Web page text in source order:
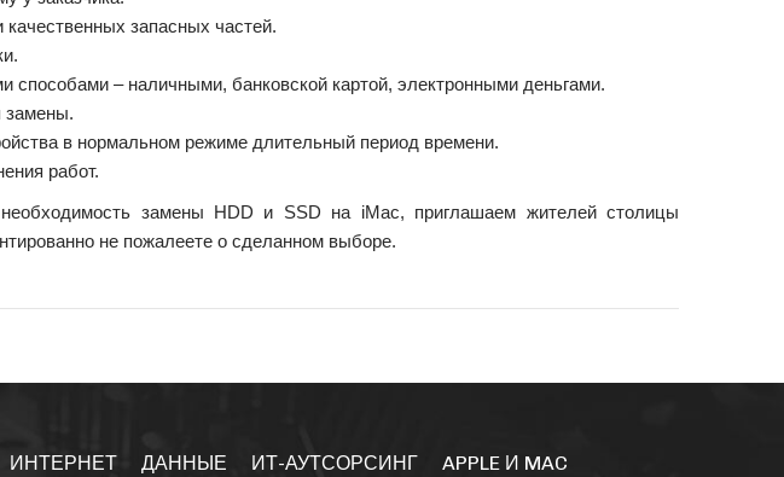
запасных частей.
способами – наличными, банковской картой, электронными деньгами.
замены.
в нормальном режиме длительный период времени.
работ.
замены HDD и SSD на iMac, приглашаем жителей столицы
не пожалеете о сделанном выборе.
ИНТЕРНЕТ ДАННЫЕ ИТ-АУТСОРСИНГ APPLE И MAC